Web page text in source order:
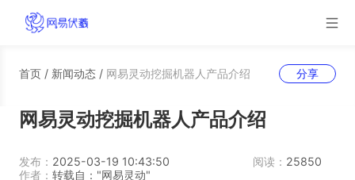
首页 / 新闻动态 / 网易灵动挖掘机器人产品介绍 分享
网易灵动挖掘机器人产品介绍
发布： 2025-03-19 10:43:50 阅读： 25850
作者： 转载自："网易灵动"